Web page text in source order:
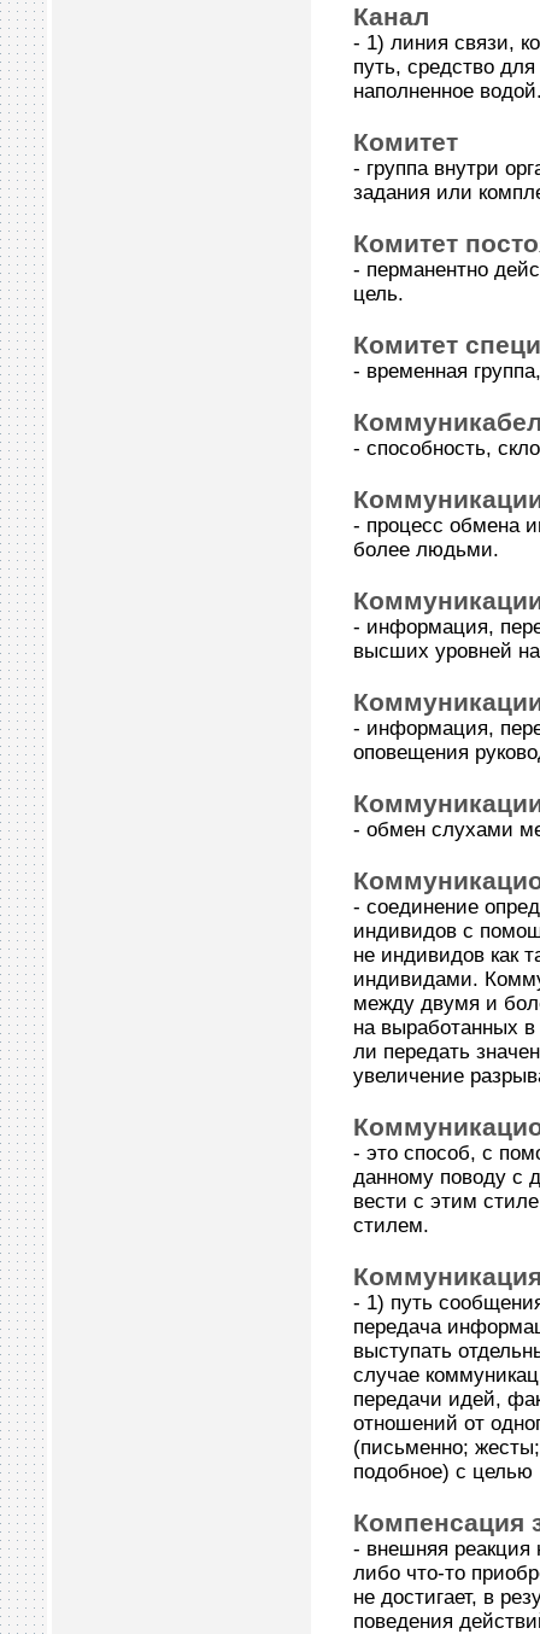
Канал
- 1) линия связи,
путь, средство
наполненное
Комитет
- группа внутри
задания или
Комитет
- перманентно
цель.
Комитет
- временная
- способность,
- процесс обмена
более людьми.
- информация,
высших уровней
- информация,
оповещения
- обмен слухами
- соединение
индивидов с
не индивидов как
индивидами.
между двумя и
на выработанных в
ли передать
увеличение
- это способ, с
данному поводу с
вести с этим
стилем.
- 1) путь
передача
выступать
случае
передачи идей,
отношений от
(письменно;
подобное) с целью
Компенсация
- внешняя реакция
либо что-то
не достигает, в
поведения